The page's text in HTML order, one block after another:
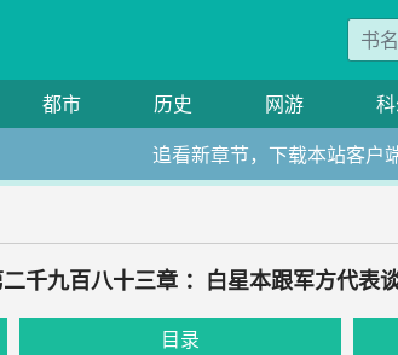
都市 历史 网游
追看新章节，下载本站客户
千九百八十三章 ：白星本跟军方代表
目录